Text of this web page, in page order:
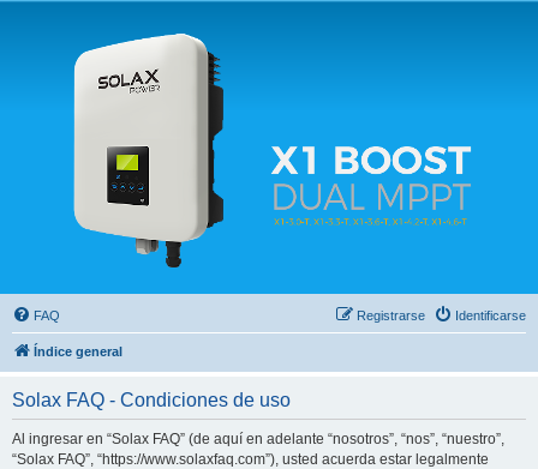
Solax FAQ
Lugar para intercambiar dudas sobre inversores solares Solax y temas relacionados.
FAQ Identificarse
Registrarse
Índice general
Solax FAQ - Condiciones de uso
Al ingresar en “Solax FAQ” (de aquí en adelante “nosotros”, “nos”, “nuestro”,
“Solax FAQ”, “https://www.solaxfaq.com”), usted acuerda estar legalmente